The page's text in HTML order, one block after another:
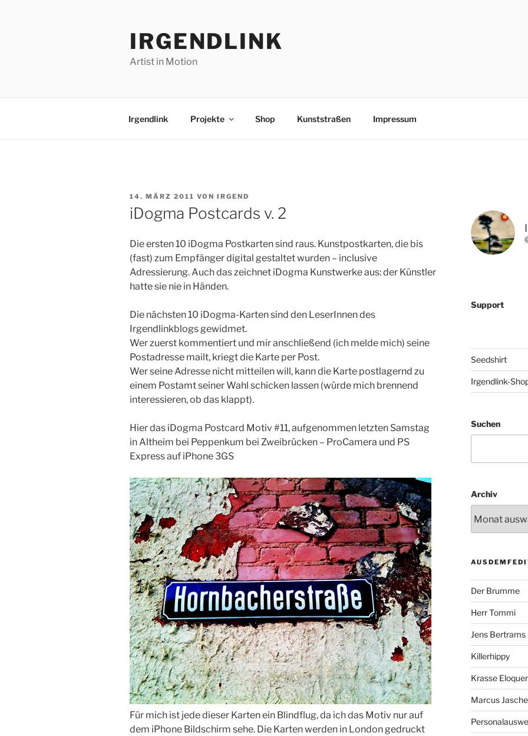
IRGENDLINK
Artist in Motion
Irgendlink Projekte Shop Kunststraßen Impressum
VERÖFFENTLICHT
AM
14. MÄRZ 2011 VON IRGEND
iDogma Postcards v. 2
Die ersten 10 iDogma Postkarten sind raus. Kunstpostkarten, die bis
(fast) zum Empfänger digital gestaltet wurden – inclusive
Adressierung. Auch das zeichnet iDogma Kunstwerke aus: der Künstler
hatte sie nie in Händen.
Die nächsten 10 iDogma-Karten sind den LeserInnen des
Irgendlinkblogs gewidmet.
Wer zuerst kommentiert und mir anschließend (ich melde mich) seine
Postadresse mailt, kriegt die Karte per Post.
Wer seine Adresse nicht mitteilen will, kann die Karte postlagernd zu
einem Postamt seiner Wahl schicken lassen (würde mich brennend
interessieren, ob das klappt).
Hier das iDogma Postcard Motiv #11, aufgenommen letzten Samstag
in Altheim bei Peppenkum bei Zweibrücken – ProCamera und PS
Express auf iPhone 3GS
Für mich ist jede dieser Karten ein Blindflug, da ich das Motiv nur auf
dem iPhone Bildschirm sehe. Die Karten werden in London gedruckt
Support
Seedshirt
Irgendlink-
Suchen
Archiv
Der Brumme
Herr Tommi
Jens Bertrams
Killerhippy
Krasse
Marcus